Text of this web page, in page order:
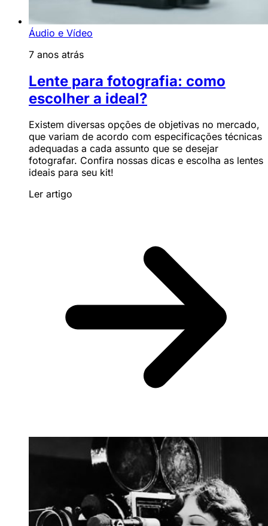
Áudio e Vídeo
7 anos atrás
Lente para fotografia: como
escolher a ideal?
Existem diversas opções de objetivas no mercado,
que variam de acordo com especificações técnicas
adequadas a cada assunto que se desejar
fotografar. Confira nossas dicas e escolha as lentes
ideais para seu kit!
Ler artigo